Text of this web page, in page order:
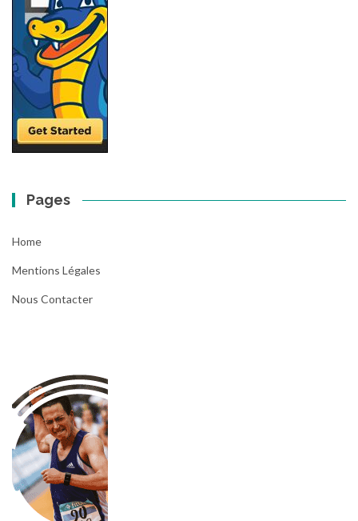
Pages
Home
Mentions Légales
Nous Contacter